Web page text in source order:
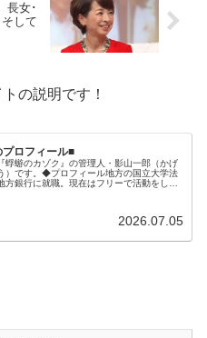
長女･
して
の説明です！
ロフィール■
蜉蝣のカゾク』の管理人・影山一郎（かげ
）です。◆プロフィール地方の国立大学法
方銀行に就職。現在はフリーで活動をして
2026.07.05